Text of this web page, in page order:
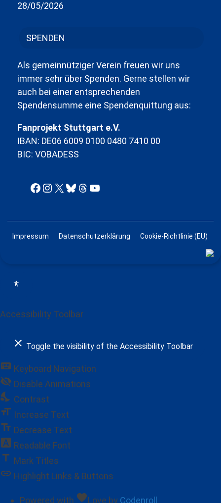
28/05/2026
SPENDEN
Als gemeinnütziger Verein freuen wir uns
immer sehr über Spenden. Gerne stellen wir
auch bei einer entsprechenden
Spendensumme eine Spendenquittung aus:
Fanprojekt Stuttgart e.V.
IBAN: DE06 6009 0100 0480 7410 00
BIC: VOBADESS
Facebook
Instagram
X Bluesky
Threads
YouTube
Impressum Datenschutzerklärung Cookie-Richtlinie (EU)
Accessibility Toolbar
close Toggle the visibility of the Accessibility Toolbar
keyboard Keyboard Navigation
visibility_off Disable Animations
nights_stay Contrast
format_size Increase Text
text_fields Decrease Text
font_download Readable Font
title Mark Titles
link Highlight Links & Buttons
Powered with favoriteLove by Codenroll